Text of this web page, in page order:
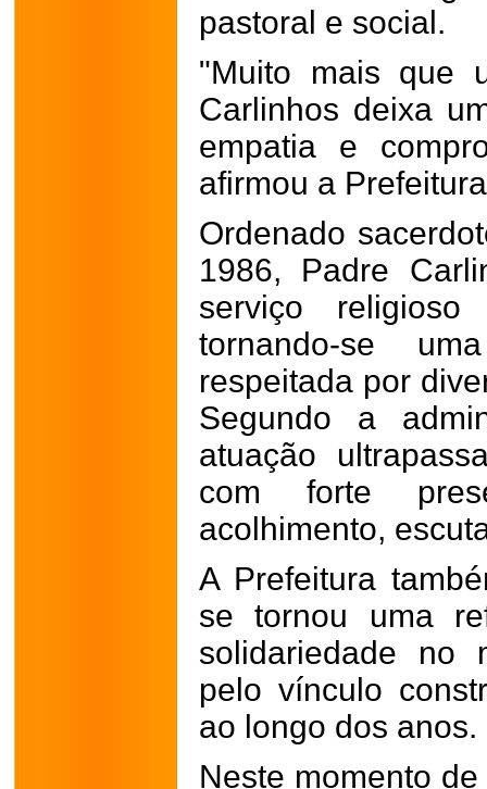
pastoral e social.
"Muito mais que
Carlinhos deixa
empatia e
afirmou a
Ordenado
1986, Padre
serviço
tornando-se
respeitada por
Segundo a
atuação
com forte
acolhimento,
A Prefeitura
se tornou uma
solidariedade no
pelo vínculo
ao longo dos anos.
Neste momento